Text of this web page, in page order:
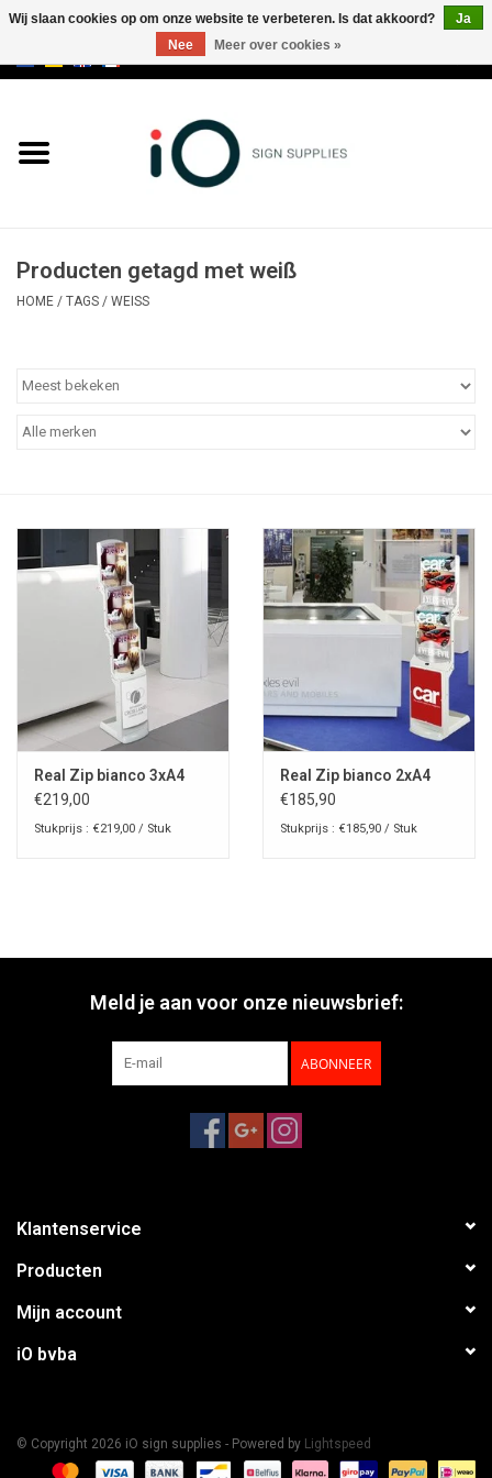
Merken
Producten getagd met weiß
HOME / TAGS / WEISS
Real Zip bianco 3xA4
€219,00
Stukprijs : €219,00 / Stuk
Real Zip bianco 2xA4
€185,90
Stukprijs : €185,90 / Stuk
Meld je aan voor onze nieuwsbrief:
ABONNEER
Klantenservice
Producten
Mijn account
iO bvba
© Copyright 2026 iO sign supplies - Powered by Lightspeed
Wij slaan cookies op om onze website te verbeteren. Is dat akkoord?
Ja
Nee
Meer over cookies »